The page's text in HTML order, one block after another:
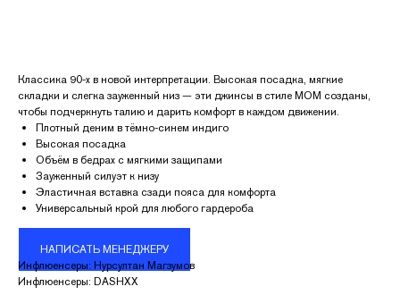
Классика 90-х в новой интерпретации. Высокая посадка, мягкие
складки и слегка зауженный низ — эти джинсы в стиле MOM созданы,
чтобы подчеркнуть талию и дарить комфорт в каждом движении.
Плотный деним в тёмно-синем индиго
Высокая посадка
Объём в бедрах с мягкими защипами
Зауженный силуэт к низу
Эластичная вставка сзади пояса для комфорта
Универсальный крой для любого гардероба
НАПИСАТЬ МЕНЕДЖЕРУ
Инфлюенсеры: Нурсултан Магзумов
Инфлюенсеры: DASHXX
КОНТАКТЫ
Адрес:
УЛ. НАЗАРБАЕВА 111